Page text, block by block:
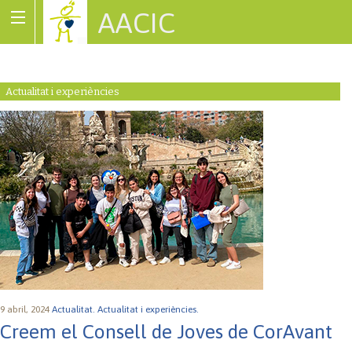
AACIC
Actualitat i experiències
9 abril, 2024 Actualitat. Actualitat i experiències.
Creem el Consell de Joves de CorAvant